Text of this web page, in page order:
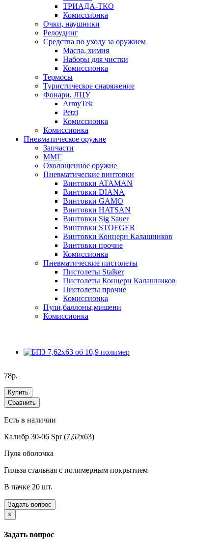
ТРИАДА-ТКО
Комиссионка
Очки, наушники
Релоудинг
Средства по уходу за оружием
Масла, химия
Наборы для чистки
Комиссионка
Термосы
Туристическое снаряжение
Фонари, ЛЦУ
ArmyTek
Petzl
Комиссионка
Комиссионка
Пневматическое оружие
Запчасти
ММГ
Охолощенное оружие
Пневматические винтовки
Винтовки ATAMAN
Винтовки DIANA
Винтовки GAMO
Винтовки HATSAN
Винтовки Sig Sauer
Винтовки STOEGER
Винтовки Концерн Калашников
Винтовки прочие
Комиссионка
Пневматические пистолеты
Пистолеты Stalker
Пистолеты Концерн Калашников
Пистолеты прочие
Комиссионка
Пули,баллоны,мишени
Комиссионка
78р.
Купить
Сравнить
Есть в наличии
Калибр 30-06 Spr (7,62х63)
Пуля оболочка
Гильза стальная с полимерным покрытием
В пачке 20 шт.
Задать вопрос
×
Задать вопрос